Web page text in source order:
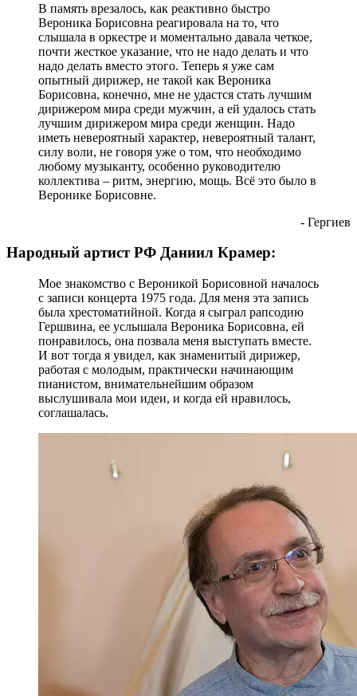
В память врезалось, как реактивно быстро
Вероника Борисовна реагировала на то, что
слышала в оркестре и моментально давала четкое,
почти жесткое указание, что не надо делать и что
надо делать вместо этого. Теперь я уже сам
опытный дирижер, не такой как Вероника
Борисовна, конечно, мне не удастся стать лучшим
дирижером мира среди мужчин, а ей удалось стать
лучшим дирижером мира среди женщин. Надо
иметь невероятный характер, невероятный талант,
силу воли, не говоря уже о том, что необходимо
любому музыканту, особенно руководителю
коллектива – ритм, энергию, мощь. Всё это было в
Веронике Борисовне.
- Гергиев
Народный артист РФ Даниил Крамер:
Мое знакомство с Вероникой Борисовной началось
с записи концерта 1975 года. Для меня эта запись
была хрестоматийной. Когда я сыграл рапсодию
Гершвина, ее услышала Вероника Борисовна, ей
понравилось, она позвала меня выступать вместе.
И вот тогда я увидел, как знаменитый дирижер,
работая с молодым, практически начинающим
пианистом, внимательнейшим образом
выслушивала мои идеи, и когда ей нравилось,
соглашалась.